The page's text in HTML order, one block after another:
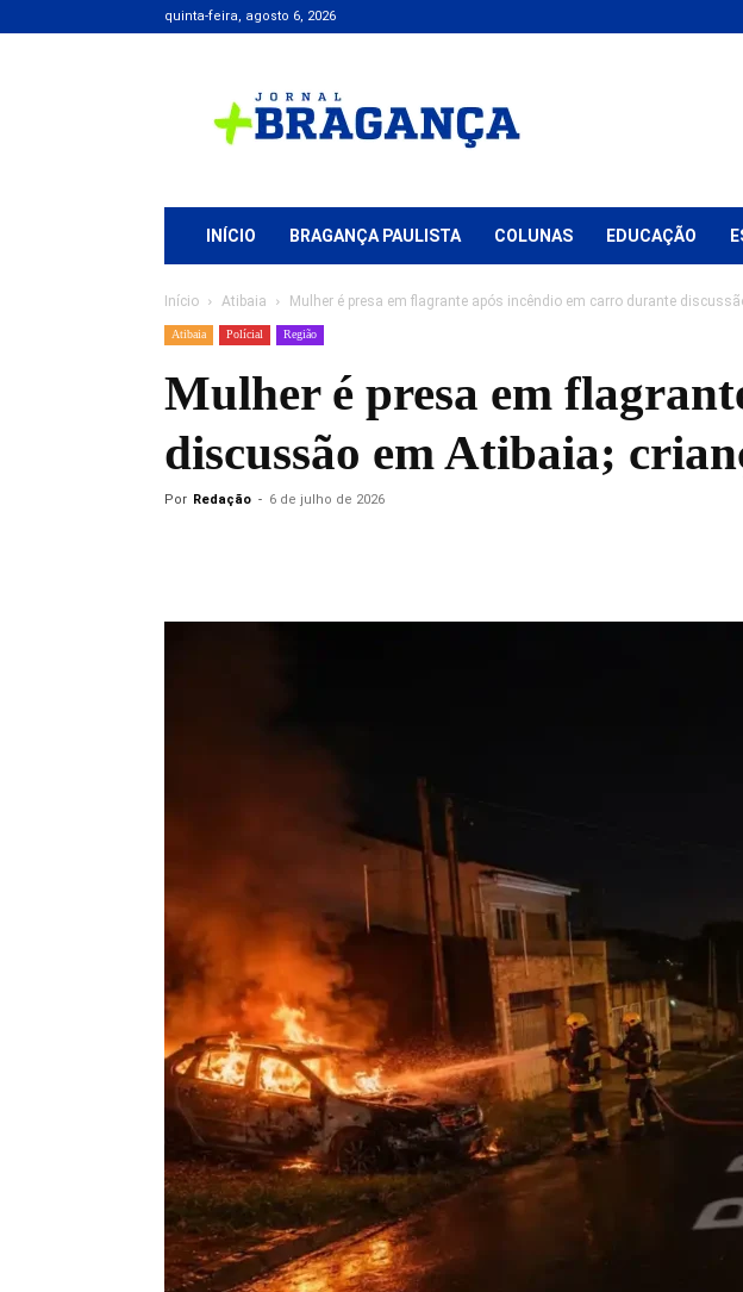
quinta-feira, agosto 6, 2026
+
Bragança
INÍCIO BRAGANÇA PAULISTA COLUNAS EDUCAÇÃO
Início Atibaia Mulher é presa em flagrante após incêndio em carro durante
Atibaia Polícial Região
Mulher é presa em
discussão em Atibaia;
Por Redação - 6 de julho de 2026